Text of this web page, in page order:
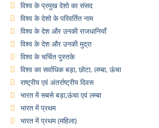
विश्व के प्रमुख देशो का संसद
विश्व के देशो के परिवर्तित नाम
विश्व के देश और उनकी राजधानियाँ
विश्व के देश और उनकी मुद्रा
विश्व के चर्चित पुस्तके
विश्व का सर्वाधिक बड़ा, छोटा, लम्बा, ऊंचा
राष्ट्रीय एवं अंतर्राष्ट्रीय दिवस
भारत में सबसे बड़ा,ऊंचा एवं लम्बा
भारत में प्रथम
भारत में प्रथम (महिला)